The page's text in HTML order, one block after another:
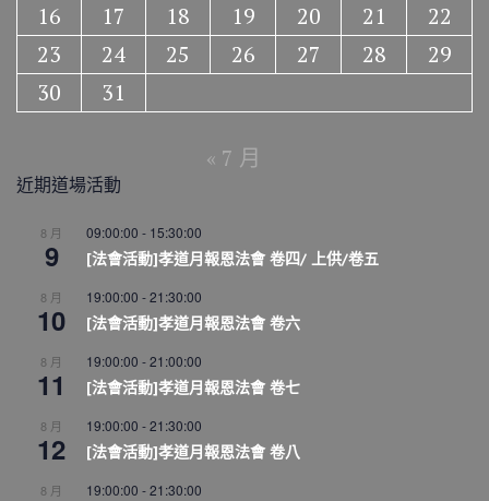
16
17 18 19 20 21
22
23
24 25 26 27 28
29
30
31
« 7 月
近期道場活動
8 月
9
09:00:00 - 15:30:00
[法會活動]孝道月報恩法會 卷四/ 上供/卷五
8 月
10
19:00:00 -21:30:00
[法會活動]孝道月報恩法會 卷六
8 月
11
19:00:00 -21:00:00
[法會活動]孝道月報恩法會 卷七
8 月
12
19:00:00 -21:30:00
[法會活動]孝道月報恩法會 卷八
8 月 19:00:00 -21:30:00